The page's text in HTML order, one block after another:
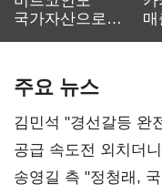
국가자산으로…'
매
주요 뉴스
김민석 "경선갈등 완
사과부터"
공급 속도전 외치더
리모델링' 제안
송영길 측 "정청래,